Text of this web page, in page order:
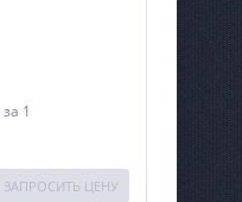
за 1
ЗАПРОСИТЬ ЦЕНУ